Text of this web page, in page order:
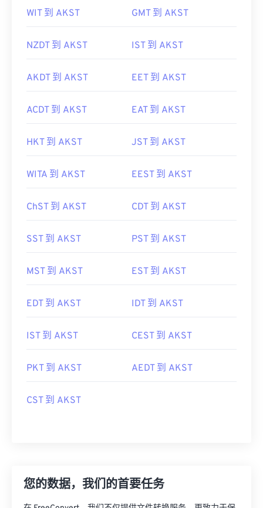
WIT 到 AKST GMT 到 AKST
NZDT 到 AKST IST 到 AKST
AKDT 到 AKST EET 到 AKST
ACDT 到 AKST EAT 到 AKST
HKT 到 AKST JST 到 AKST
WITA 到 AKST EEST 到 AKST
ChST 到 AKST CDT 到 AKST
SST 到 AKST PST 到 AKST
MST 到 AKST EST 到 AKST
EDT 到 AKST IDT 到 AKST
IST 到 AKST CEST 到 AKST
PKT 到 AKST AEDT 到 AKST
CST 到 AKST
您的数据，我们的首要任务